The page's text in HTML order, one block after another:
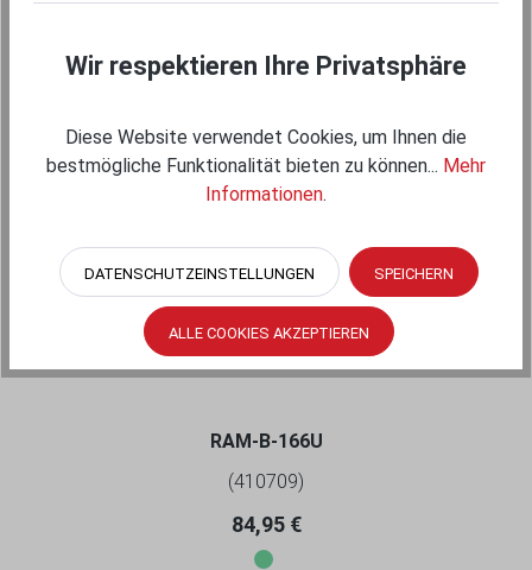
RAM MOUNTS SAUGFUSS-SET MIT
DIAMOND-ANBINDUNG - MITTLERER
VERBINDUNGSARM, 2X DIAMOND-
RAM-B-166U
(410709)
Regulärer Preis:
84,95 €
Wir respektieren Ihre Privatsphäre
Diese Website verwendet Cookies, um Ihnen die
bestmögliche Funktionalität bieten zu können... Mehr
Informationen.
DATENSCHUTZEINSTELLUNGEN SPEICHERN
ALLE COOKIES AKZEPTIEREN